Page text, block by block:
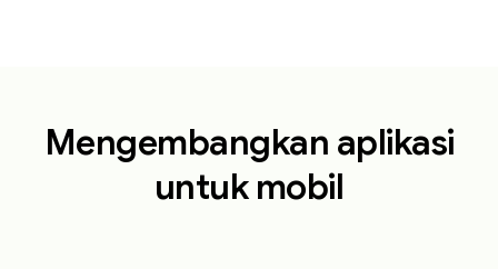
Mengembangkan aplikasi
untuk mobil